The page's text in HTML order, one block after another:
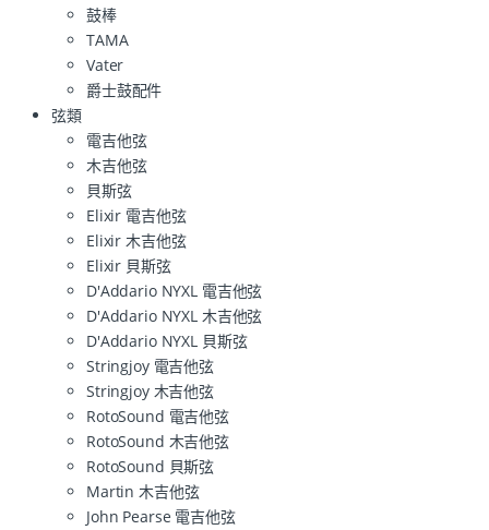
鼓棒
TAMA
Vater
爵士鼓配件
弦類
電吉他弦
木吉他弦
貝斯弦
Elixir 電吉他弦
Elixir 木吉他弦
Elixir 貝斯弦
D'Addario NYXL 電吉他弦
D'Addario NYXL 木吉他弦
D'Addario NYXL 貝斯弦
Stringjoy 電吉他弦
Stringjoy 木吉他弦
RotoSound 電吉他弦
RotoSound 木吉他弦
RotoSound 貝斯弦
Martin 木吉他弦
John Pearse 電吉他弦